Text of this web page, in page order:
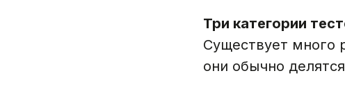
Три категории
Существует много
они обычно